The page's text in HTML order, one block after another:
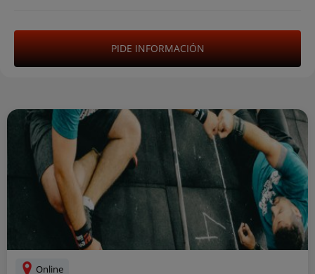
PIDE INFORMACIÓN
Online